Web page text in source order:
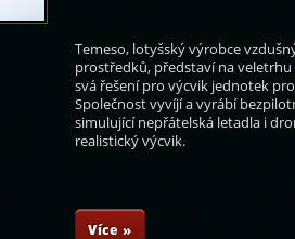
Temeso, lotyšský výrobce
prostředků, představí na veletrhu
svá řešení pro výcvik jednotek
Společnost vyvíjí a vyrábí
simulující nepřátelská letadla i
realistický výcvik.
Více »
Tomáš Kužel Robin Hamel
Jakub Landovský